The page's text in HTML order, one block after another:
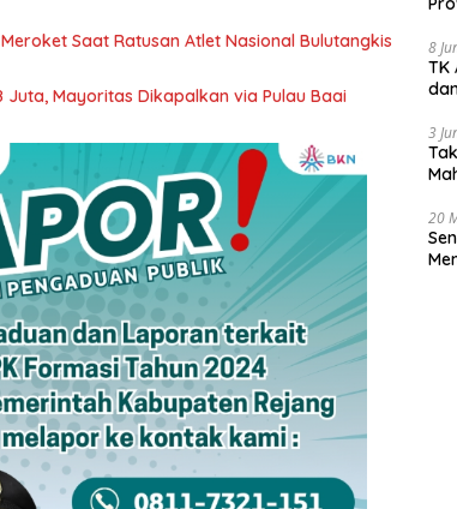
Saat Ratusan Atlet Nasional Bulutangkis
Juta, Mayoritas Dikapalkan via Pulau Baai
8
TK
3
20